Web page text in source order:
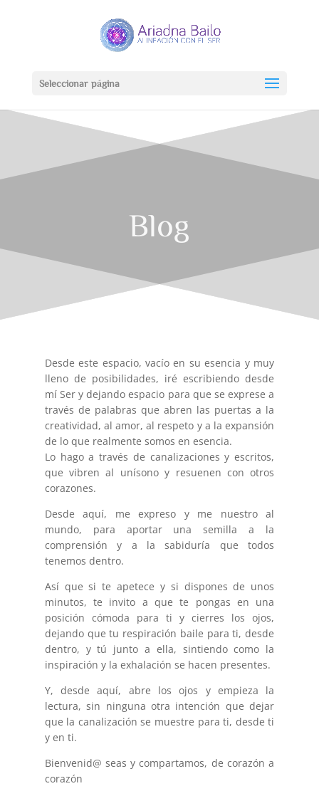
Seleccionar página
Blog
Desde este espacio, vacío en su esencia y muy
lleno de posibilidades, iré escribiendo desde
mí Ser y dejando espacio para que se exprese a
través de palabras que abren las puertas a la
creatividad, al amor, al respeto y a la expansión
de lo que realmente somos en esencia.
Lo hago a través de canalizaciones y escritos,
que vibren al unísono y resuenen con otros
corazones.
Desde aquí, me expreso y me nuestro al
mundo, para aportar una semilla a la
comprensión y a la sabiduría que todos
tenemos dentro.
Así que si te apetece y si dispones de unos
minutos, te invito a que te pongas en una
posición cómoda para ti y cierres los ojos,
dejando que tu respiración baile para ti, desde
dentro, y tú junto a ella, sintiendo como la
inspiración y la exhalación se hacen presentes.
Y, desde aquí, abre los ojos y empieza la
lectura, sin ninguna otra intención que dejar
que la canalización se muestre para ti, desde ti
y en ti.
Bienvenid@ seas y compartamos, de corazón a
corazón